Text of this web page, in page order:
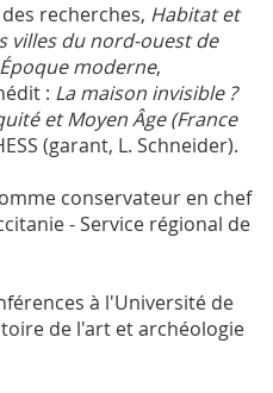
recherches, Habitat et
villes du nord-ouest de
moderne,
: La maison invisible ?
et Moyen Âge (France
(garant, L. Schneider).
conservateur en chef
- Service régional de
à l'Université de
de l'art et archéologie